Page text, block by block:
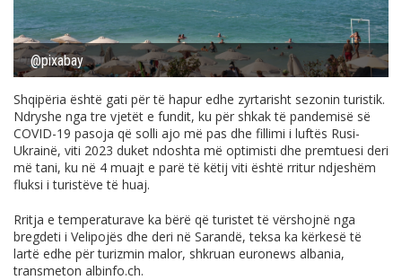
@pixabay
Shqipëria është gati për të hapur edhe zyrtarisht sezonin turistik.
Ndryshe nga tre vjetët e fundit, ku për shkak të pandemisë së
COVID-19 pasoja që solli ajo më pas dhe fillimi i luftës Rusi-
Ukrainë, viti 2023 duket ndoshta më optimisti dhe premtuesi deri
më tani, ku në 4 muajt e parë të këtij viti është rritur ndjeshëm
fluksi i turistëve të huaj.
Rritja e temperaturave ka bërë që turistet të vërshojnë nga
bregdeti i Velipojës dhe deri në Sarandë, teksa ka kërkesë të
lartë edhe për turizmin malor, shkruan euronews albania,
transmeton albinfo.ch.